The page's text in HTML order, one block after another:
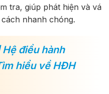
tra, giúp phát hiện và vá
nhanh chóng.
điều hành
hiểu về HĐH